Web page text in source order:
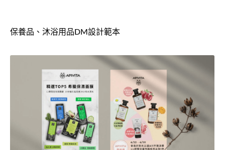
保養品、沐浴用品DM設計範本